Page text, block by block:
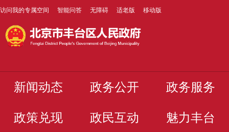
访问我的专属空间 智能问答 无障碍 适老版 移动版
新闻动态 政务公开 政务服务
政策兑现 政民互动 魅力丰台